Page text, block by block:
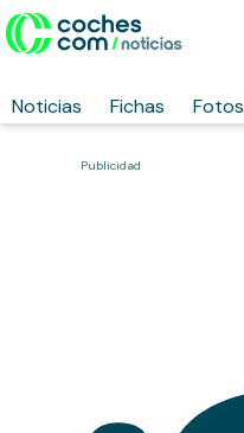
Noticias Fichas Fotos
Publicidad